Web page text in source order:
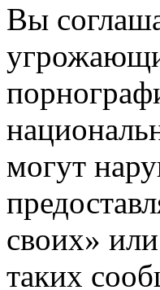
Вы
могут
своих»
таких